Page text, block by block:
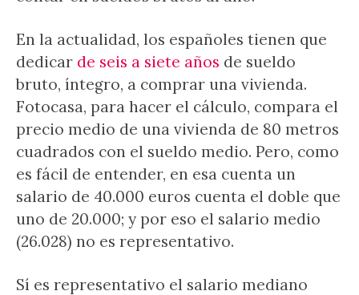
En la actualidad, los españoles tienen que
dedicar de seis a siete años de sueldo
bruto, íntegro, a comprar una vivienda.
Fotocasa, para hacer el cálculo, compara el
precio medio de una vivienda de 80 metros
cuadrados con el sueldo medio. Pero, como
es fácil de entender, en esa cuenta un
salario de 40.000 euros cuenta el doble que
uno de 20.000; y por eso el salario medio
(26.028) no es representativo.
Sí es representativo el salario mediano